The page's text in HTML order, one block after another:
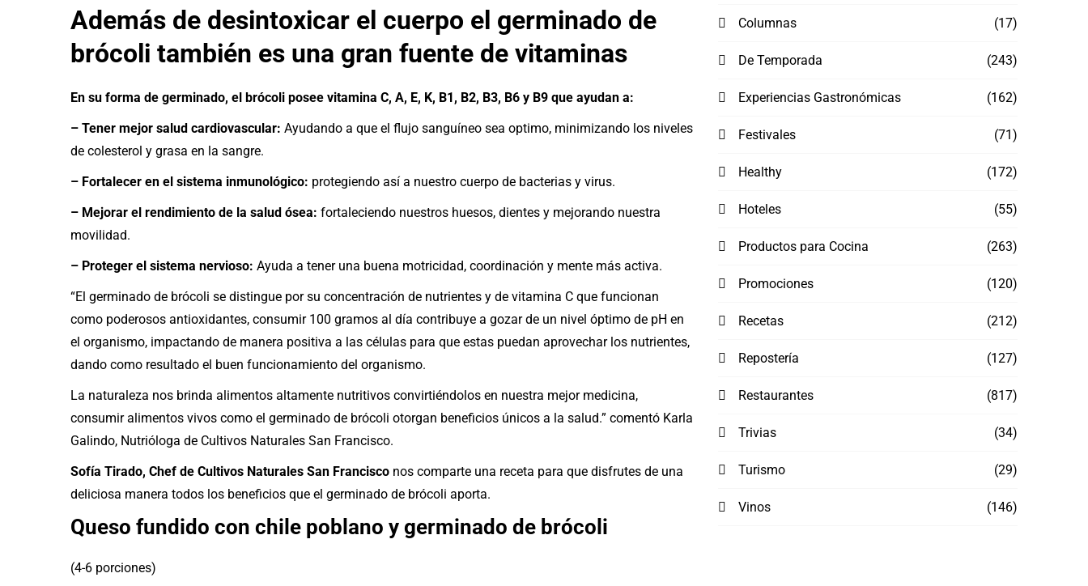
Además de desintoxicar el cuerpo el germinado de
brócoli también es una gran fuente de vitaminas
En su forma de germinado, el brócoli posee vitamina C, A, E, K, B1, B2, B3, B6 y B9 que ayudan a:
– Tener mejor salud cardiovascular: Ayudando a que el flujo sanguíneo sea optimo, minimizando los niveles
de colesterol y grasa en la sangre.
– Fortalecer en el sistema inmunológico: protegiendo así a nuestro cuerpo de bacterias y virus.
– Mejorar el rendimiento de la salud ósea: fortaleciendo nuestros huesos, dientes y mejorando nuestra
movilidad.
– Proteger el sistema nervioso: Ayuda a tener una buena motricidad, coordinación y mente más activa.
“El germinado de brócoli se distingue por su concentración de nutrientes y de vitamina C que funcionan
como poderosos antioxidantes, consumir 100 gramos al día contribuye a gozar de un nivel óptimo de pH en
el organismo, impactando de manera positiva a las células para que estas puedan aprovechar los nutrientes,
dando como resultado el buen funcionamiento del organismo.
La naturaleza nos brinda alimentos altamente nutritivos convirtiéndolos en nuestra mejor medicina,
consumir alimentos vivos como el germinado de brócoli otorgan beneficios únicos a la salud.” comentó Karla
Galindo, Nutrióloga de Cultivos Naturales San Francisco.
Sofía Tirado, Chef de Cultivos Naturales San Francisco nos comparte una receta para que disfrutes de una
deliciosa manera todos los beneficios que el germinado de brócoli aporta.
Queso fundido con chile poblano y germinado de brócoli
(4-6 porciones)
Columnas (17)
De Temporada (243)
Experiencias Gastronómicas (162)
Festivales (71)
Healthy (172)
Hoteles (55)
Productos para Cocina (263)
Promociones (120)
Recetas (212)
Repostería (127)
Restaurantes (817)
Trivias (34)
Turismo (29)
Vinos (146)